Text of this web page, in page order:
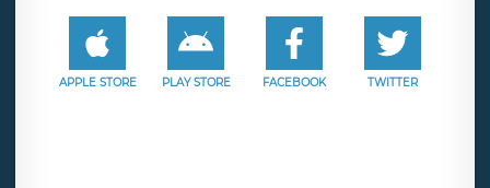
APPLE STORE PLAY STORE FACEBOOK TWITTER